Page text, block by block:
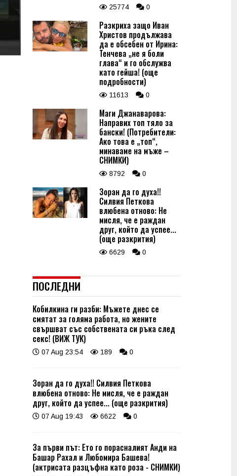
25774 0
Разкриха защо Иван
Христов продължава
да е обсебен от Ирина:
Тенчева „не я боли
глава“ и го обслужва
като гейша! (още
подробности)
11613 0
Маги Джанаварова:
Направих топ тяло за
бански! (Потребители:
Ако това е „топ“,
минаваме на мъже –
СНИМКИ)
8792 0
Зоран да го духа!!
Силвия Петкова
влюбена отново: Не
мисля, че е раждан
друг, който да успее...
(още разкрития)
6629 0
ПОСЛЕДНИ
Кобилкина ги разби: Мъжете днес се
смятат за голяма работа, но жените
свършват със собствената си ръка след
секс! (ВИЖ ТУК)
07 Aug 23:54 189 0
Зоран да го духа!! Силвия Петкова
влюбена отново: Не мисля, че е раждан
друг, който да успее... (още разкрития)
07 Aug 19:43 6622 0
За първи път: Ето го порасналият Анди на
Башар Рахал и Любомира Башева!
(актрисата разцъфна като роза - СНИМКИ)